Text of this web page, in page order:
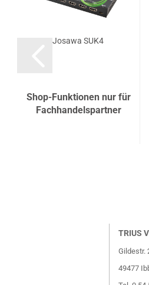
Josawa SUK4
Shop-Funktionen nur für
Fachhandelspartner
TRIUS
Gildestr.
49477